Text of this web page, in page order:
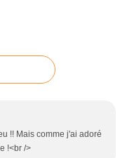
!! Mais comme j'ai adoré
!<br />